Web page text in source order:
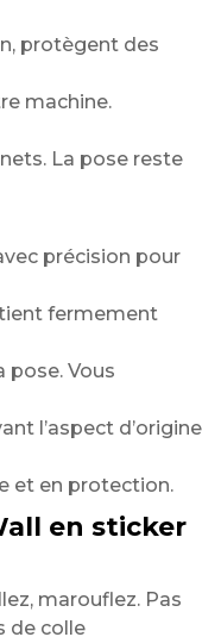
protègent des
machine.
La pose reste
précision pour
tient fermement
Vous
l’aspect d’origine
et en protection.
en sticker
marouflez. Pas
de colle